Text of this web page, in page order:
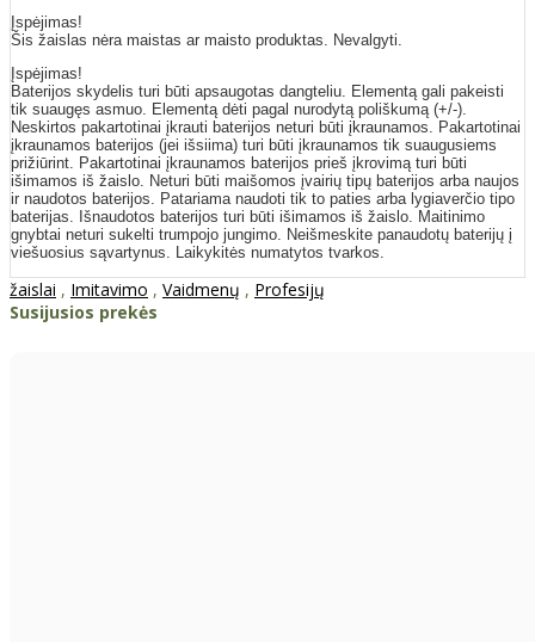
Įspėjimas!
Šis žaislas nėra maistas ar maisto produktas. Nevalgyti.
Įspėjimas!
Baterijos skydelis turi būti apsaugotas dangteliu. Elementą gali pakeisti
tik suaugęs asmuo. Elementą dėti pagal nurodytą poliškumą (+/-).
Neskirtos pakartotinai įkrauti baterijos neturi būti įkraunamos. Pakartotinai
įkraunamos baterijos (jei išsiima) turi būti įkraunamos tik suaugusiems
prižiūrint. Pakartotinai įkraunamos baterijos prieš įkrovimą turi būti
išimamos iš žaislo. Neturi būti maišomos įvairių tipų baterijos arba naujos
ir naudotos baterijos. Patariama naudoti tik to paties arba lygiaverčio tipo
baterijas. Išnaudotos baterijos turi būti išimamos iš žaislo. Maitinimo
gnybtai neturi sukelti trumpojo jungimo. Neišmeskite panaudotų baterijų į
viešuosius sąvartynus. Laikykitės numatytos tvarkos.
žaislai , Imitavimo , Vaidmenų , Profesijų
Susijusios prekės